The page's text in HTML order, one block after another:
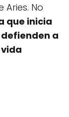
No
que inicia
a